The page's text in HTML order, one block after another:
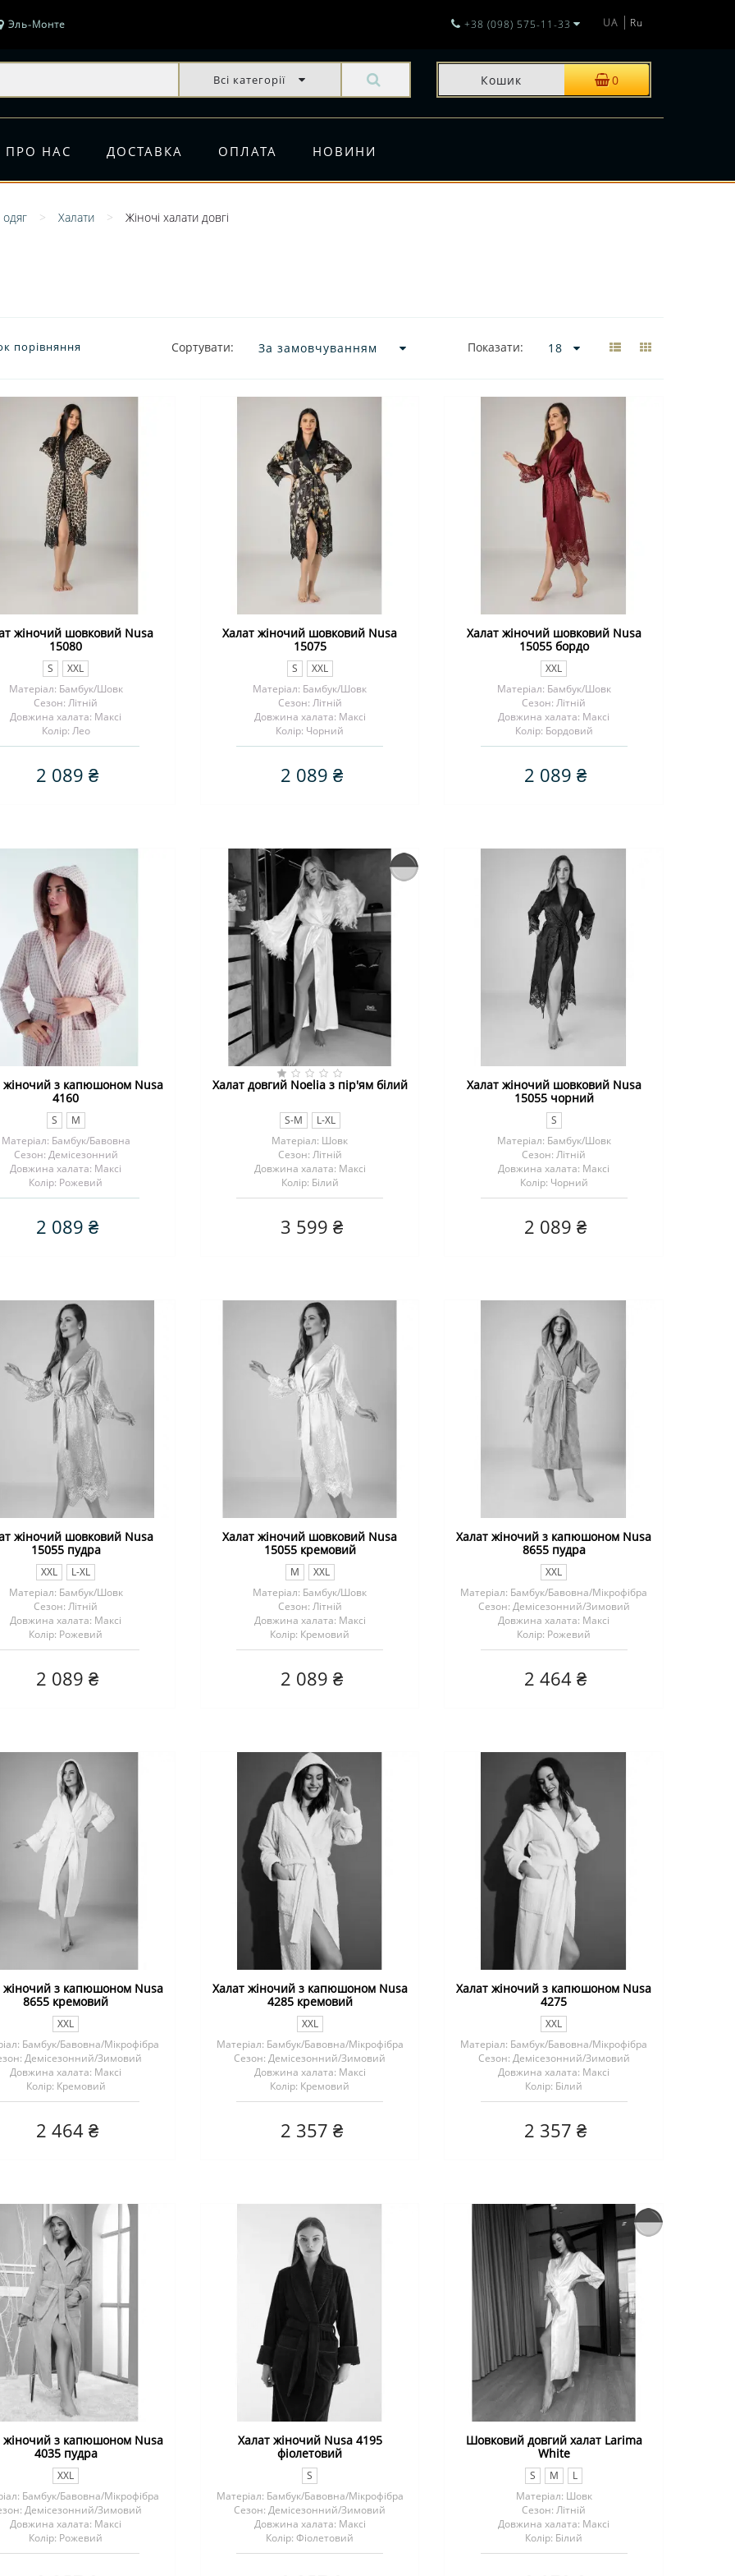
Эль-Монте +38 (098) 575-11-33 UA Ru
Всі категорії Кошик 0
ПРО НАС ДОСТАВКА ОПЛАТА НОВИНИ
Халати Жіночі халати довгі
порівняння Сортувати: Показати:
жіночий шовковий Nusa
15080
S
XXL
Матеріал: Бамбук/Шовк
Сезон: Літній
Довжина халата: Максі
Колір: Лео
2 089 ₴
Халат жіночий шовковий Nusa
15075
S
XXL
Матеріал: Бамбук/Шовк
Сезон: Літній
Довжина халата: Максі
Колір: Чорний
2 089 ₴
Халат жіночий шовковий Nusa
15055 бордо
XXL
Матеріал: Бамбук/Шовк
Сезон: Літній
Довжина халата: Максі
Колір: Бордовий
2 089 ₴
жіночий з капюшоном Nusa
4160
S
M
Матеріал: Бамбук/Бавовна
Сезон: Демісезонний
Довжина халата: Максі
Колір: Рожевий
2 089 ₴
Халат довгий Noelia з пір'ям білий
S-M
L-XL
Матеріал: Шовк
Сезон: Літній
Довжина халата: Максі
Колір: Білий
3 599 ₴
Халат жіночий шовковий Nusa
15055 чорний
S
Матеріал: Бамбук/Шовк
Сезон: Літній
Довжина халата: Максі
Колір: Чорний
2 089 ₴
жіночий шовковий Nusa
15055 пудра
XXL
L-XL
Матеріал: Бамбук/Шовк
Сезон: Літній
Довжина халата: Максі
Колір: Рожевий
2 089 ₴
Халат жіночий шовковий Nusa
15055 кремовий
M
XXL
Матеріал: Бамбук/Шовк
Сезон: Літній
Довжина халата: Максі
Колір: Кремовий
2 089 ₴
Халат жіночий з капюшоном Nusa
8655 пудра
XXL
Матеріал: Бамбук/Бавовна/Мікрофібра
Сезон: Демісезонний/Зимовий
Довжина халата: Максі
Колір: Рожевий
2 464 ₴
жіночий з капюшоном Nusa
8655 кремовий
XXL
Бамбук/Бавовна/Мікрофібра
Демісезонний/Зимовий
Довжина халата: Максі
Колір: Кремовий
2 464 ₴
Халат жіночий з капюшоном Nusa
4285 кремовий
XXL
Матеріал: Бамбук/Бавовна/Мікрофібра
Сезон: Демісезонний/Зимовий
Довжина халата: Максі
Колір: Кремовий
2 357 ₴
Халат жіночий з капюшоном Nusa
4275
XXL
Матеріал: Бамбук/Бавовна/Мікрофібра
Сезон: Демісезонний/Зимовий
Довжина халата: Максі
Колір: Білий
2 357 ₴
жіночий з капюшоном Nusa
4035 пудра
XXL
Бамбук/Бавовна/Мікрофібра
Демісезонний/Зимовий
Довжина халата: Максі
Колір: Рожевий
Халат жіночий Nusa 4195
фіолетовий
S
Матеріал: Бамбук/Бавовна/Мікрофібра
Сезон: Демісезонний/Зимовий
Довжина халата: Максі
Колір: Фіолетовий
Шовковий довгий халат Larima
White
S M
L
Матеріал: Шовк
Сезон: Літній
Довжина халата: Максі
Колір: Білий